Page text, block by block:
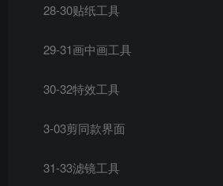
28-30贴纸工具
29-31画中画工具
30-32特效工具
3-03剪同款界面
31-33滤镜工具